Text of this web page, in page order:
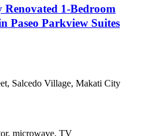
Renovated 1-Bedroom
Paseo Parkview Suites
Salcedo Village, Makati City
microwave, TV